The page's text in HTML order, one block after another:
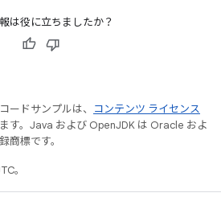
は役に立ちましたか？
ードサンプルは、
コンテンツ ライセンス
す。Java および OpenJDK は Oracle およ
商標です。
。